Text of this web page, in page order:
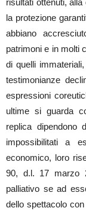
risultati ottenuti,
la protezione
abbiano
patrimoni e in molti
di quelli
testimonianze
espressioni
ultime si guarda
replica dipendono
impossibilitati a
economico, loro
90, d.l. 17 marzo
palliativo se ad
dello spettacolo